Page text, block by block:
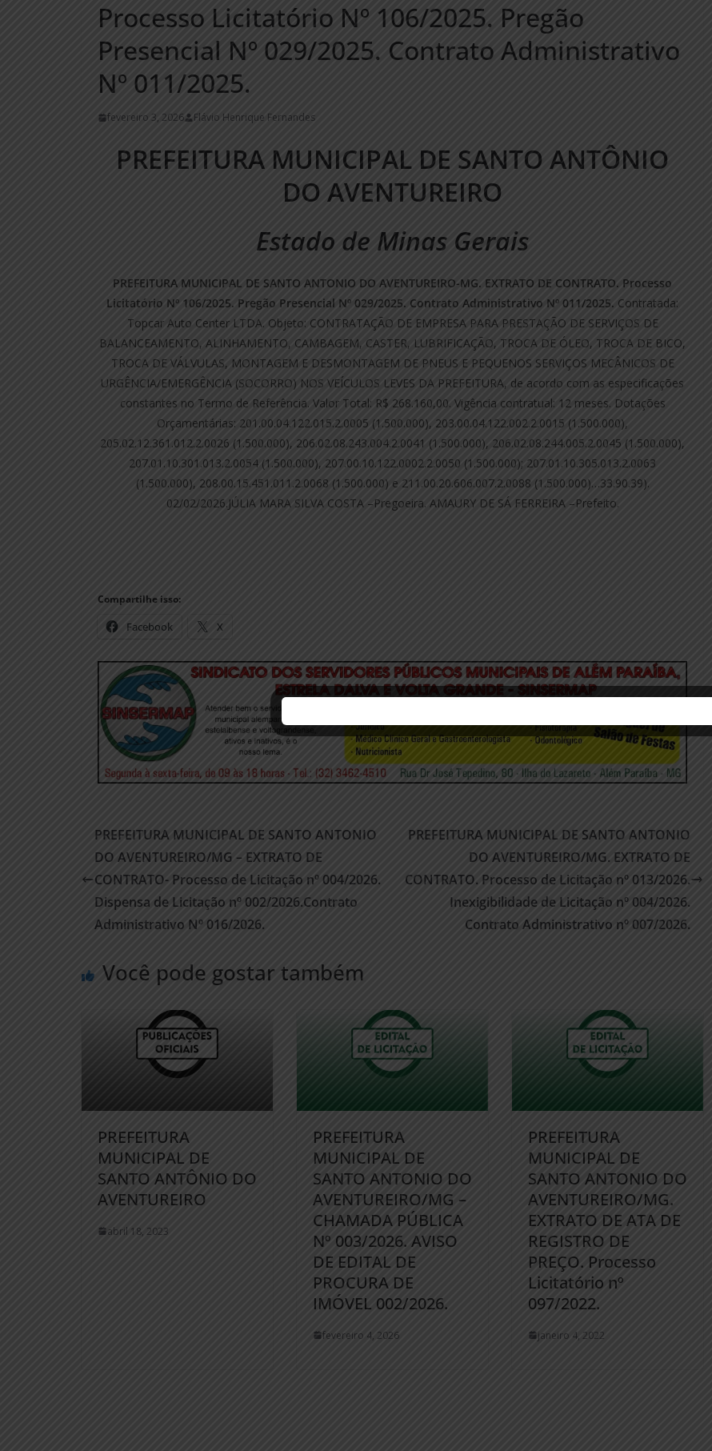
Processo Licitatório Nº 106/2025. Pregão
Presencial Nº 029/2025. Contrato Administrativo
Nº 011/2025.
fevereiro 3, 2026 Flávio Henrique Fernandes
PREFEITURA MUNICIPAL DE SANTO ANTÔNIO
DO AVENTUREIRO
Estado de Minas Gerais
PREFEITURA MUNICIPAL DE SANTO ANTONIO DO AVENTUREIRO-MG. EXTRATO DE CONTRATO. Processo
Licitatório Nº 106/2025. Pregão Presencial Nº 029/2025. Contrato Administrativo Nº 011/2025. Contratada:
Topcar Auto Center LTDA. Objeto: CONTRATAÇÃO DE EMPRESA PARA PRESTAÇÃO DE SERVIÇOS DE
BALANCEAMENTO, ALINHAMENTO, CAMBAGEM, CASTER, LUBRIFICAÇÃO, TROCA DE ÓLEO, TROCA DE BICO,
TROCA DE VÁLVULAS, MONTAGEM E DESMONTAGEM DE PNEUS E PEQUENOS SERVIÇOS MECÂNICOS DE
URGÊNCIA/EMERGÊNCIA (SOCORRO) NOS VEÍCULOS LEVES DA PREFEITURA, de acordo com as especificações
constantes no Termo de Referência. Valor Total: R$ 268.160,00. Vigência contratual: 12 meses. Dotações
Orçamentárias: 201.00.04.122.015.2.0005 (1.500.000), 203.00.04.122.002.2.0015 (1.500.000),
205.02.12.361.012.2.0026 (1.500.000), 206.02.08.243.004.2.0041 (1.500.000), 206.02.08.244.005.2.0045 (1.500.000),
207.01.10.301.013.2.0054 (1.500.000), 207.00.10.122.0002.2.0050 (1.500.000); 207.01.10.305.013.2.0063
(1.500.000), 208.00.15.451.011.2.0068 (1.500.000) e 211.00.20.606.007.2.0088 (1.500.000)…33.90.39).
02/02/2026.JÚLIA MARA SILVA COSTA –Pregoeira. AMAURY DE SÁ FERREIRA –Prefeito.
Compartilhe isso:
Facebook X
PREFEITURA MUNICIPAL DE SANTO ANTONIO
DO AVENTUREIRO/MG – EXTRATO DE
CONTRATO- Processo de Licitação nº 004/2026.
Dispensa de Licitação nº 002/2026.Contrato
Administrativo Nº 016/2026.
PREFEITURA MUNICIPAL DE SANTO ANTONIO
DO AVENTUREIRO/MG. EXTRATO DE
CONTRATO. Processo de Licitação nº 013/2026.
Inexigibilidade de Licitação nº 004/2026.
Contrato Administrativo nº 007/2026.
Você pode gostar também
PREFEITURA
MUNICIPAL DE
SANTO ANTÔNIO DO
AVENTUREIRO
abril 18, 2023
PREFEITURA
MUNICIPAL DE
SANTO ANTONIO DO
AVENTUREIRO/MG –
CHAMADA PÚBLICA
Nº 003/2026. AVISO
DE EDITAL DE
PROCURA DE
IMÓVEL 002/2026.
fevereiro 4, 2026
PREFEITURA
MUNICIPAL DE
SANTO ANTONIO DO
AVENTUREIRO/MG.
EXTRATO DE ATA DE
REGISTRO DE
PREÇO. Processo
Licitatório nº
097/2022.
janeiro 4, 2022